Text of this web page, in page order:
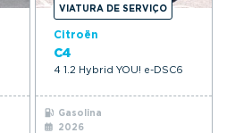
VIATURA DE SERVIÇO
Citroën
C4
4 1.2 Hybrid YOU! e-DSC6
Gasolina
2026